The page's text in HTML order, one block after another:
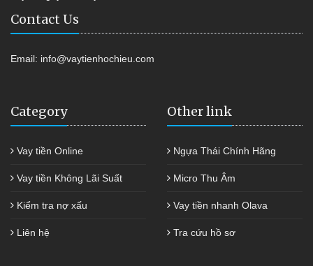
Contact Us
Email: info@vaytienhochieu.com
Category
Vay tiền Online
Vay tiền Không Lãi Suất
Kiểm tra nợ xấu
Liên hệ
Other link
Ngựa Thái Chính Hãng
Micro Thu Âm
Vay tiền nhanh Olava
Tra cứu hồ sơ